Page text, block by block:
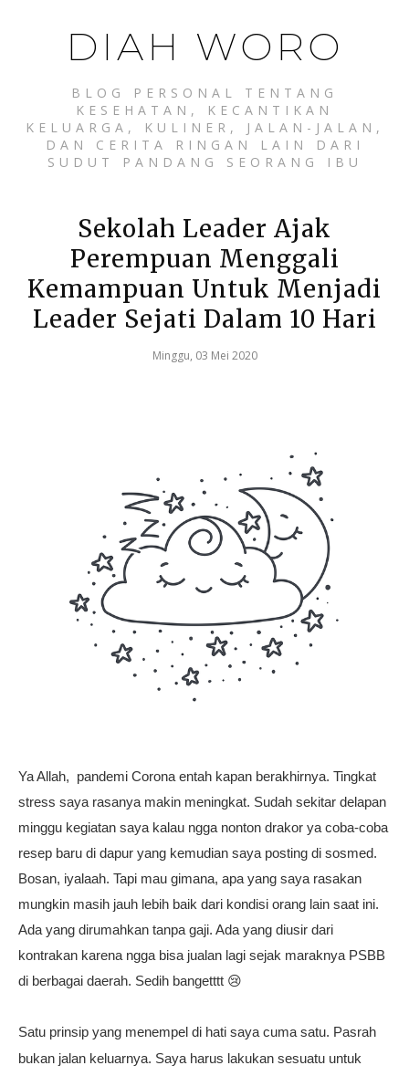
DIAH WORO
BLOG PERSONAL TENTANG
KESEHATAN, KECANTIKAN
KELUARGA, KULINER, JALAN-JALAN,
DAN CERITA RINGAN LAIN DARI
SUDUT PANDANG SEORANG IBU
Sekolah Leader Ajak
Perempuan Menggali
Kemampuan Untuk Menjadi
Leader Sejati Dalam 10 Hari
Minggu, 03 Mei 2020
Ya Allah, pandemi Corona entah kapan berakhirnya. Tingkat
stress saya rasanya makin meningkat. Sudah sekitar delapan
minggu kegiatan saya kalau ngga nonton drakor ya coba-coba
resep baru di dapur yang kemudian saya posting di sosmed.
Bosan, iyalaah. Tapi mau gimana, apa yang saya rasakan
mungkin masih jauh lebih baik dari kondisi orang lain saat ini.
Ada yang dirumahkan tanpa gaji. Ada yang diusir dari
kontrakan karena ngga bisa jualan lagi sejak maraknya PSBB
di berbagai daerah. Sedih bangetttt 😢
Satu prinsip yang menempel di hati saya cuma satu. Pasrah
bukan jalan keluarnya. Saya harus lakukan sesuatu untuk